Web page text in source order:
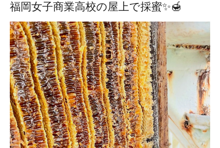
福岡女子商業高校の屋上で採蜜✨🍯